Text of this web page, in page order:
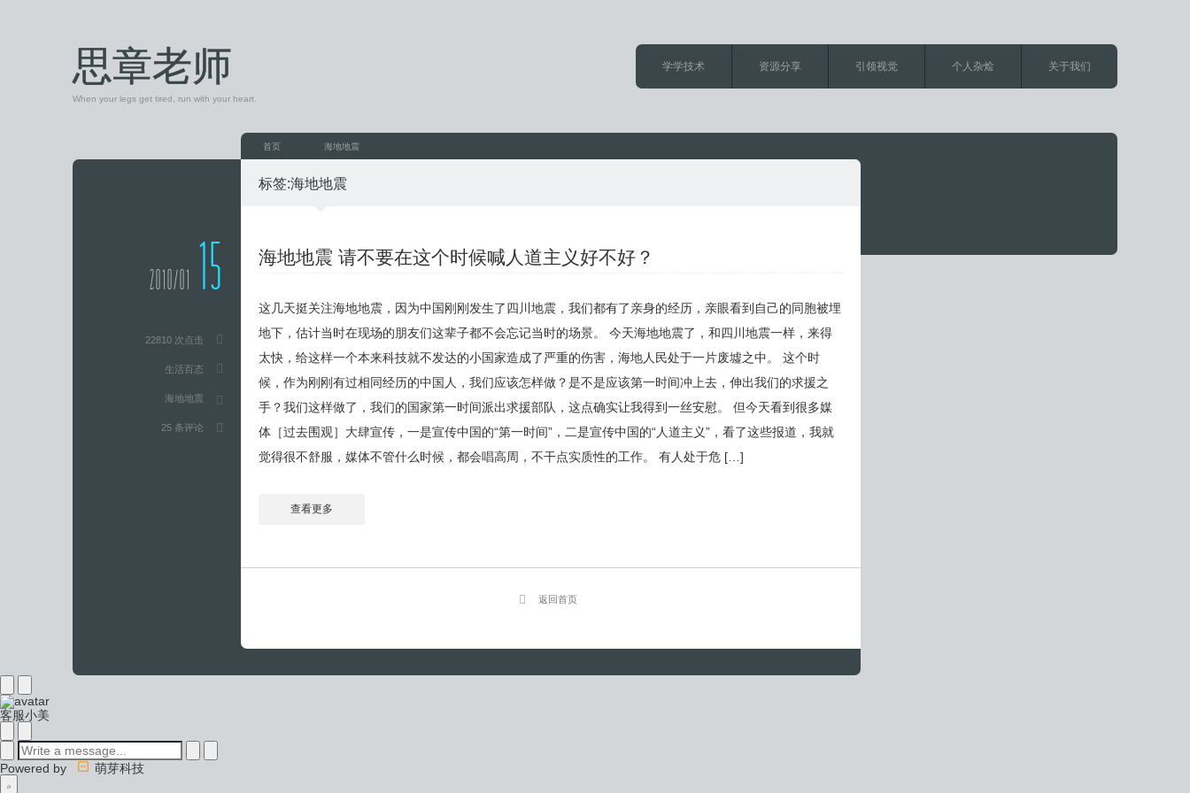
思章老师
When your legs get tired, run with your heart.
学学技术 资源分享 引领视觉 个人杂烩 关于我们
首页 海地地震
标签:海地地震
海地地震 请不要在这个时候喊人道主义好不好？
这几天挺关注海地地震，因为中国刚刚发生了四川地震，我们都有了亲身的经历，亲眼看到自己的同胞被埋
地下，估计当时在现场的朋友们这辈子都不会忘记当时的场景。 今天海地地震了，和四川地震一样，来得
太快，给这样一个本来科技就不发达的小国家造成了严重的伤害，海地人民处于一片废墟之中。 这个时
候，作为刚刚有过相同经历的中国人，我们应该怎样做？是不是应该第一时间冲上去，伸出我们的求援之
手？我们这样做了，我们的国家第一时间派出求援部队，这点确实让我得到一丝安慰。 但今天看到很多媒
体［过去围观］大肆宣传，一是宣传中国的“第一时间”，二是宣传中国的“人道主义”，看了这些报道，我就
觉得很不舒服，媒体不管什么时候，都会唱高周，不干点实质性的工作。 有人处于危 […]
查看更多
2010/01 15
22810 次点击
生活百态
海地地震
25 条评论
返回首页
客服小美
Powered by 萌芽科技